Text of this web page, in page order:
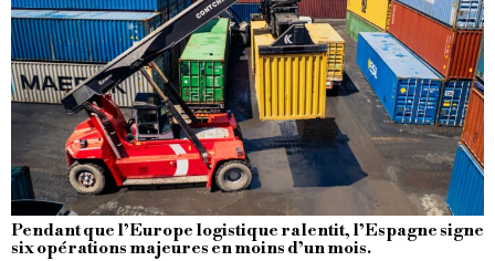
Pendant que l’Europe logistique ralentit, l’Espagne signe
six opérations majeures en moins d’un mois.